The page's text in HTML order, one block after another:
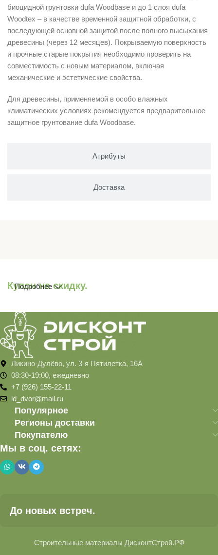
Атрибуты
Доставка
биоцидной грунтовки dufa Woodbase и до 1 слоя dufa
Woodtex – в качестве временной защитной обработки, с
последующей основной защитой после полного высыхания
древесины (через 12 месяцев). Покрываемую поверхность
и прочные старые покрытия необходимо проверить на
совместимость с новым материалом, включая
механические и эстетические свойства.
Для древесины, применяемой в особо влажных
климатических условиях рекомендуется предварительное
защитное грунтование dufa Woodbase.
Купон на скидку.
Подробнее
Ликино-Дулёво, ул. 3-я Пятилетка, 16А
08:30-19:00, ежедневно
+7 (926) 155-22-11
ld_dvor@mail.ru
Популярное
Регионы доставки
Покупателю
Мы в соц. сетях:
До новых встреч.
Строительные материалы ДисконтСтрой.РФ